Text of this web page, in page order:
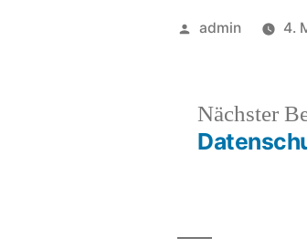
Veröffentlicht
admin 4.
Nächster